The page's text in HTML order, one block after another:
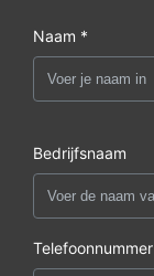
Naam *
Bedrijfsnaam
Telefoonnummer